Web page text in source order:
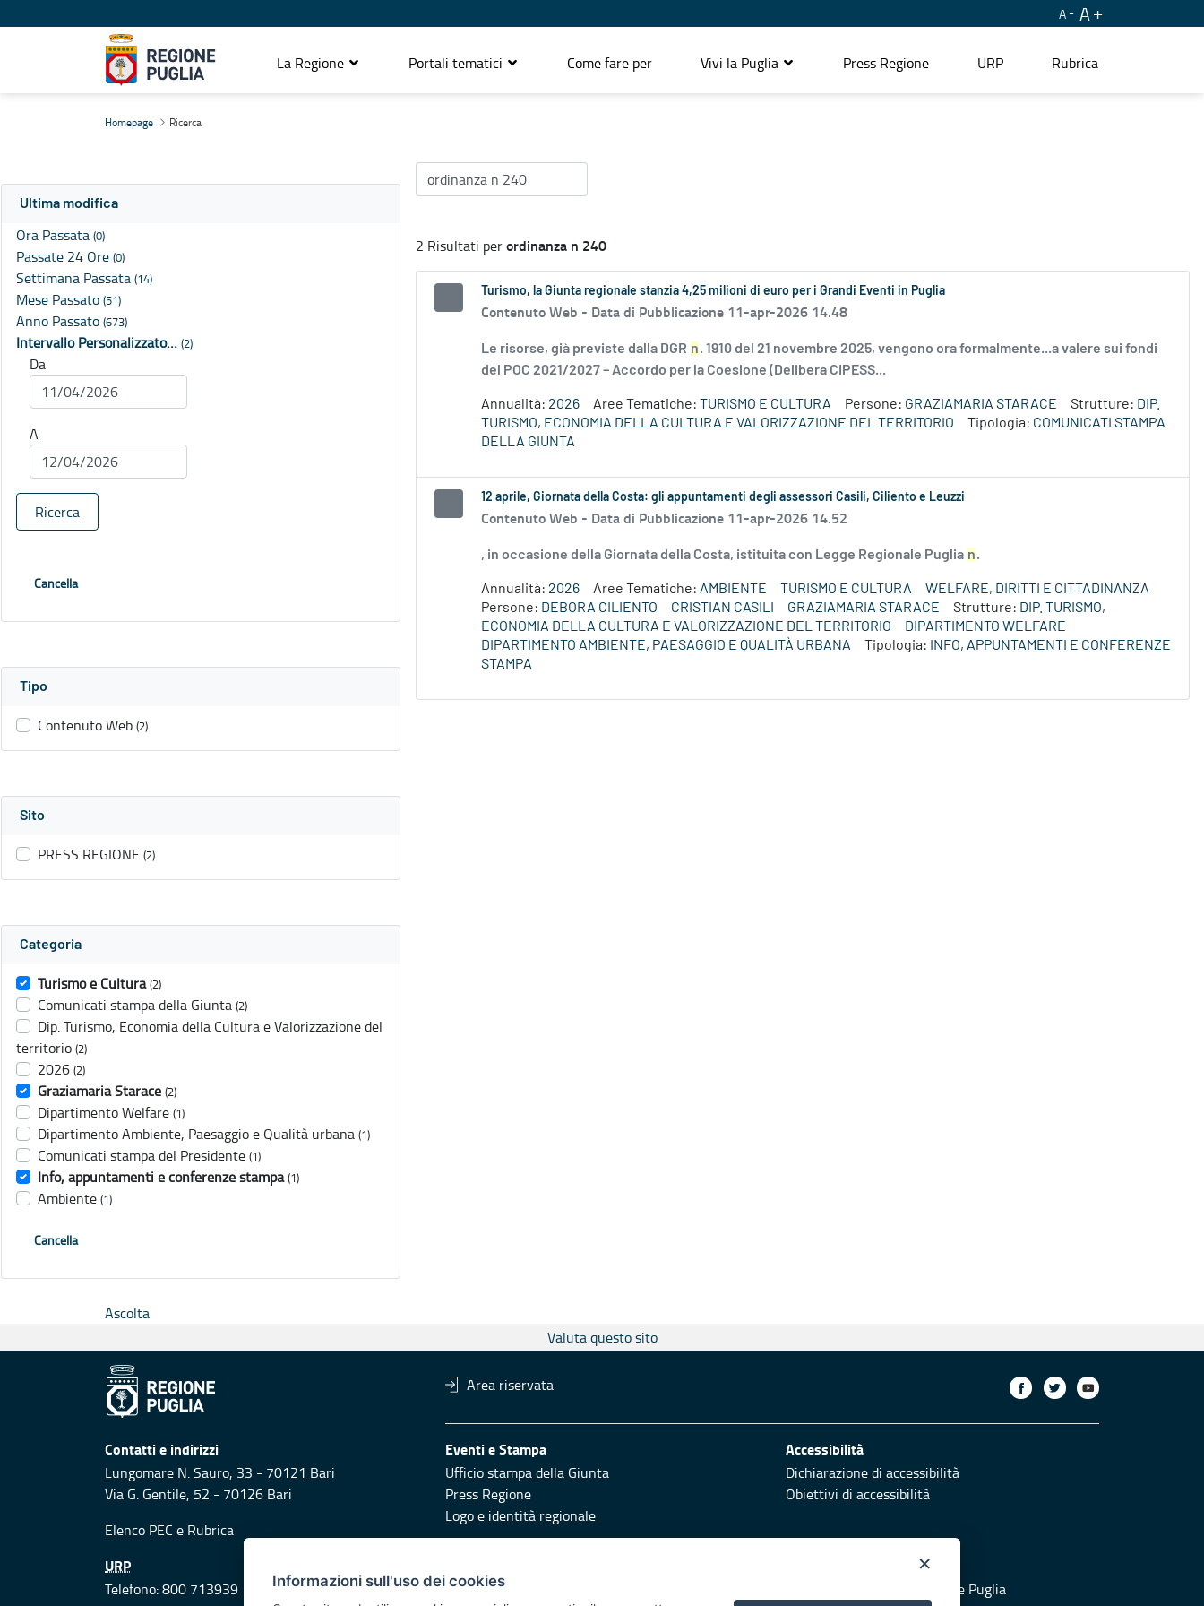
A A
La Regione Portali tematici Come fare per Vivi la Puglia Press Regione URP Rubrica
Homepage Ricerca
Ultima modifica
Ora Passata (0)
Passate 24 Ore (0)
Settimana Passata (14)
Mese Passato (51)
Anno Passato (673)
Intervallo Personalizzato… (2)
Da
A
Ricerca
Cancella
Tipo
Contenuto Web (2)
Sito
PRESS REGIONE (2)
Categoria
Turismo e Cultura (2)
Comunicati stampa della Giunta (2)
Dip. Turismo, Economia della Cultura e Valorizzazione del
territorio (2)
2026 (2)
Graziamaria Starace (2)
Dipartimento Welfare (1)
Dipartimento Ambiente, Paesaggio e Qualità urbana (1)
Comunicati stampa del Presidente (1)
Info, appuntamenti e conferenze stampa (1)
Ambiente (1)
Cancella
2 Risultati perordinanza n 240
Turismo, la Giunta regionale stanzia 4,25 milioni di euro per i Grandi Eventi in Puglia
Contenuto Web - Data di Pubblicazione 11-apr-2026 14.48
Le risorse, già previste dalla DGR n. 1910 del 21 novembre 2025, vengono ora formalmente...a valere sui fondi
del POC 2021/2027 – Accordo per la Coesione (Delibera CIPESS...
Annualità: 2026 Aree Tematiche: TURISMO E CULTURA Persone: GRAZIAMARIA STARACE Strutture: DIP.
TURISMO, ECONOMIA DELLA CULTURA E VALORIZZAZIONE DEL TERRITORIO
Tipologia: COMUNICATI STAMPA
DELLA GIUNTA
12 aprile, Giornata della Costa: gli appuntamenti degli assessori Casili, Ciliento e Leuzzi
Contenuto Web - Data di Pubblicazione 11-apr-2026 14.52
, in occasione della Giornata della Costa, istituita con Legge Regionale Puglia n.
Annualità: 2026 Aree Tematiche: AMBIENTE TURISMO E CULTURA
WELFARE, DIRITTI E CITTADINANZA
Persone: DEBORA CILIENTO CRISTIAN CASILI GRAZIAMARIA STARACE Strutture: DIP. TURISMO,
ECONOMIA DELLA CULTURA E VALORIZZAZIONE DEL TERRITORIO
DIPARTIMENTO WELFARE
DIPARTIMENTO AMBIENTE, PAESAGGIO E QUALITÀ URBANA
Tipologia:
INFO, APPUNTAMENTI E CONFERENZE
STAMPA
Ascolta
Valuta questo sito
Area riservata
Contatti e indirizzi
Lungomare N. Sauro, 33 - 70121 Bari
Via G. Gentile, 52 - 70126 Bari
Elenco PEC e Rubrica
Eventi e Stampa
Ufficio stampa della Giunta
Press Regione
Logo e identità regionale
Accessibilità
Dichiarazione di accessibilità
Obiettivi di accessibilità
URP
Telefono: 800 713939
Responsabili di pubblicazione Vai al sito di Protezione Civile Puglia
×
Informazioni sull'uso dei cookies